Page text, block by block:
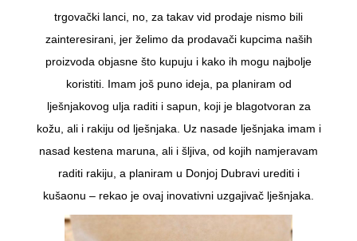
trgovački lanci, no, za takav vid prodaje nismo bili
zainteresirani, jer želimo da prodavači kupcima naših
proizvoda objasne što kupuju i kako ih mogu najbolje
koristiti. Imam još puno ideja, pa planiram od
lješnjakovog ulja raditi i sapun, koji je blagotvoran za
kožu, ali i rakiju od lješnjaka. Uz nasade lješnjaka imam i
nasad kestena maruna, ali i šljiva, od kojih namjeravam
raditi rakiju, a planiram u Donjoj Dubravi urediti i
kušaonu – rekao je ovaj inovativni uzgajivač lješnjaka.